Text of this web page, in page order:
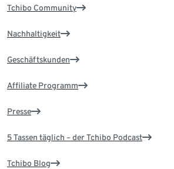
Tchibo Community
Nachhaltigkeit
Geschäftskunden
Affiliate Programm
Presse
5 Tassen täglich – der Tchibo Podcast
Tchibo Blog